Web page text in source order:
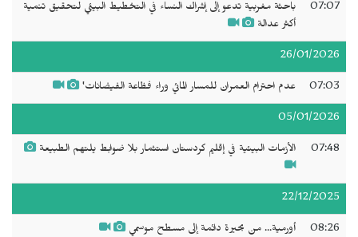
07:07
باحثة مغربية تدعو إلى إشراك النساء في التخطيط البيئي لتحقيق تنمية
أكثر عدالة
26/01/2026
07:03 عدم احترام العمران للمسار المائي وراء فظاعة الفيضانات'
05/01/2026
07:48 الأزمات البيئية في إقليم كردستان استثمار بلا ضوابط يلتهم الطبيعة
22/12/2025
08:26 أورمية... من بحيرة دائمة إلى مسطح موسمي